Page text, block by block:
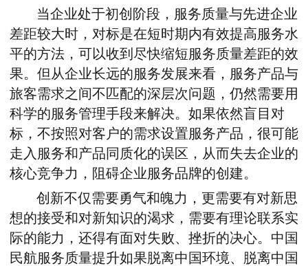
当企业处于初创阶段，服务质量与先进企业
差距较大时，对标是在短时期内有效提高服务水
平的方法，可以收到尽快缩短服务质量差距的效
果。但从企业长远的服务发展来看，服务产品与
旅客需求之间不匹配的深层次问题，仍然需要用
科学的服务管理手段来解决。如果依然盲目对
标，不按照对客户的需求设置服务产品，很可能
走入服务和产品同质化的误区，从而失去企业的
核心竞争力，阻碍企业服务品牌的创建。
创新不仅需要勇气和魄力，更需要有对新思
想的接受和对新知识的渴求，需要有理论联系实
际的能力，还得有面对失败、挫折的决心。中国
民航服务质量提升如果脱离中国环境、脱离中国